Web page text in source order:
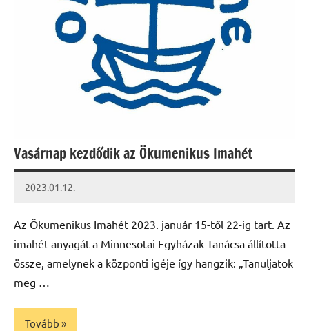
Vasárnap kezdődik az Ökumenikus Imahét
2023.01.12.
kovacs.agi
Az Ökumenikus Imahét 2023. január 15-től 22-ig tart. Az
imahét anyagát a Minnesotai Egyházak Tanácsa állította
össze, amelynek a központi igéje így hangzik: „Tanuljatok
meg …
Tovább